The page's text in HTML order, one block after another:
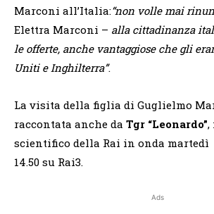
Marconi all’Italia:“non volle mai
Elettra Marconi – alla cittadinanza
le offerte, anche vantaggiose che gli
Uniti e Inghilterra”.
La visita della figlia di Guglielmo
raccontata anche da Tgr “Leonardo”,
scientifico della Rai in onda
14.50 su Rai3.
Ads